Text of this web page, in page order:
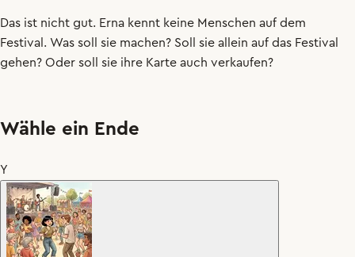
Das ist nicht gut. Erna kennt keine Menschen auf dem
Festival . Was soll sie machen? Soll sie allein auf das Festival
gehen? Oder soll sie ihre Karte auch verkaufen?
Wähle ein Ende
Y